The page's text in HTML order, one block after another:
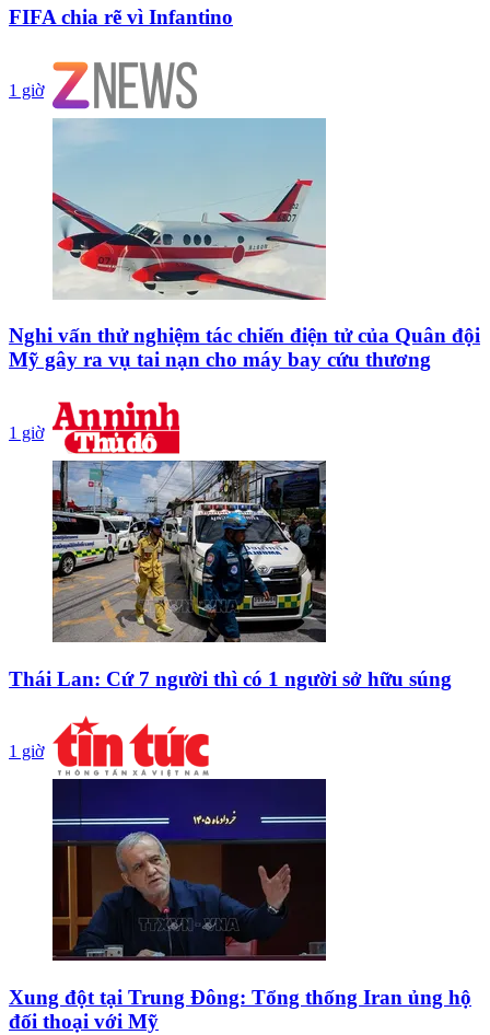
FIFA chia rẽ vì Infantino
1 giờ
Nghi vấn thử nghiệm tác chiến điện tử của Quân đội
Mỹ gây ra vụ tai nạn cho máy bay cứu thương
1 giờ
Thái Lan: Cứ 7 người thì có 1 người sở hữu súng
1 giờ
Xung đột tại Trung Đông: Tổng thống Iran ủng hộ
đối thoại với Mỹ